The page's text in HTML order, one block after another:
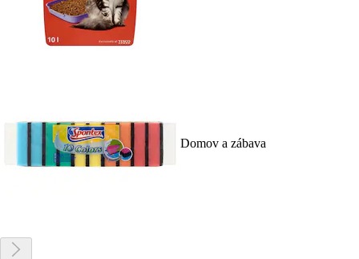
Domov a zábava